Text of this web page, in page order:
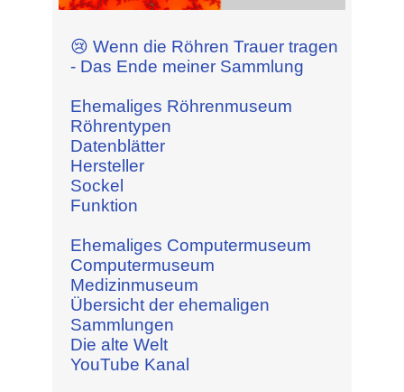
😢 Wenn die Röhren Trauer tragen
- Das Ende meiner Sammlung
Ehemaliges Röhrenmuseum
Röhrentypen
Datenblätter
Hersteller
Sockel
Funktion
Ehemaliges Computermuseum
Computermuseum
Medizinmuseum
Übersicht der ehemaligen
Sammlungen
Die alte Welt
YouTube Kanal